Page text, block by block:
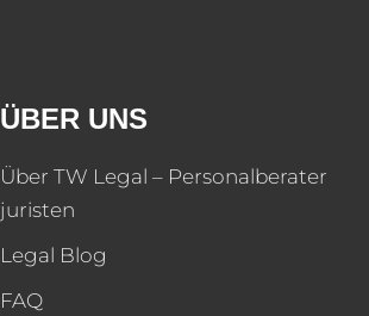
ÜBER UNS
Über TW Legal – Personalberater
juristen
Legal Blog
FAQ